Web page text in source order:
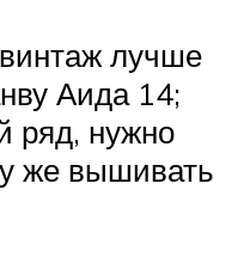
лучше
Аида 14;
ряд, нужно
же вышивать